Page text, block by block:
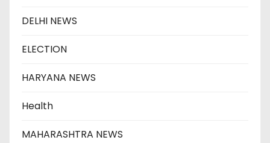
DELHI NEWS
ELECTION
HARYANA NEWS
Health
MAHARASHTRA NEWS